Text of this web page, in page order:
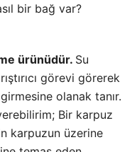
bir bağ var?
ürünüdür. Su
görevi görerek
olanak tanır.
Bir karpuz
karpuzun üzerine